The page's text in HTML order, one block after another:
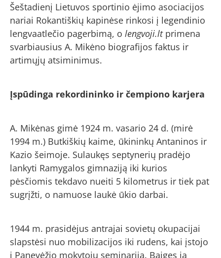
Šeštadienį Lietuvos sportinio ėjimo asociacijos
nariai Rokantiškių kapinėse rinkosi į legendinio
lengvaatlečio pagerbimą, o lengvoji.ltprimena
svarbiausius A. Mikėno biografijos faktus ir
artimųjų atsiminimus.
Įspūdinga rekordininko ir čempiono karjera
A. Mikėnas gimė 1924 m. vasario 24 d. (mirė
1994 m.) Butkiškių kaime, ūkininkų Antaninos ir
Kazio šeimoje. Sulaukęs septynerių pradėjo
lankyti Ramygalos gimnaziją iki kurios
pėsčiomis tekdavo nueiti 5 kilometrus ir tiek pat
sugrįžti, o namuose laukė ūkio darbai.
1944 m. prasidėjus antrajai sovietų okupacijai
slapstėsi nuo mobilizacijos iki rudens, kai įstojo
į Panevėžio mokytojų seminariją. Baigęs ją